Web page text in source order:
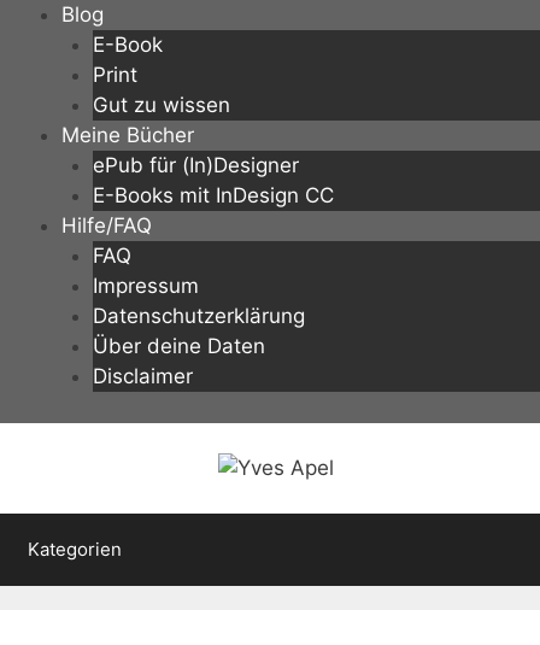
Zum
springen
Blog
E-Book
Print
Gut zu wissen
Meine Bücher
ePub für (In)Designer
E-Books mit InDesign CC
Hilfe/FAQ
FAQ
Impressum
Datenschutzerklärung
Über deine Daten
Disclaimer
Kategorien